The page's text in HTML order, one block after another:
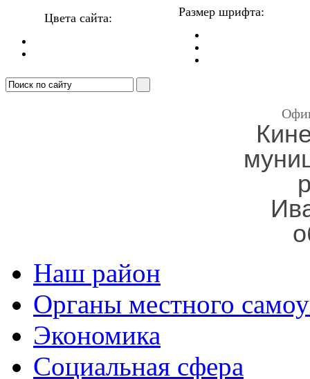
Цвета сайта: Размер шрифта:
Наш район
Органы местного
Экономика
Социальная сфера